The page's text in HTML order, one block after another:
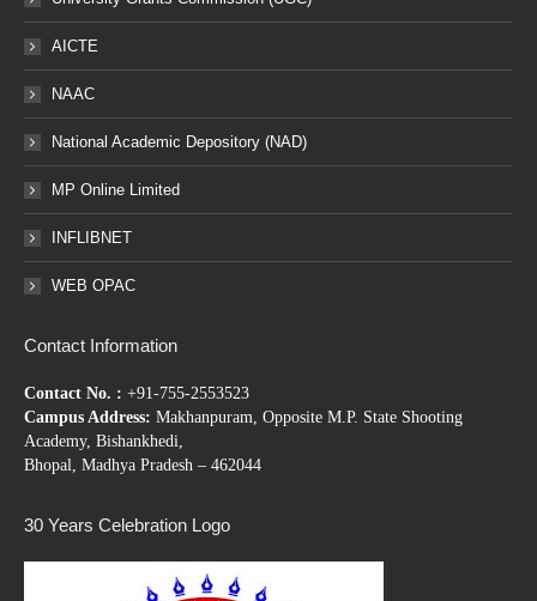
AICTE
NAAC
National Academic Depository (NAD)
MP Online Limited
INFLIBNET
WEB OPAC
Contact Information
Contact No. : +91-755-2553523
Campus Address: Makhanpuram, Opposite M.P. State Shooting
Academy, Bishankhedi,
Bhopal, Madhya Pradesh – 462044
30 Years Celebration Logo